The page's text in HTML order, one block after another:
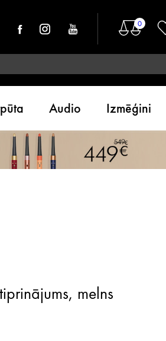
0
Audio Izmēģini
melns